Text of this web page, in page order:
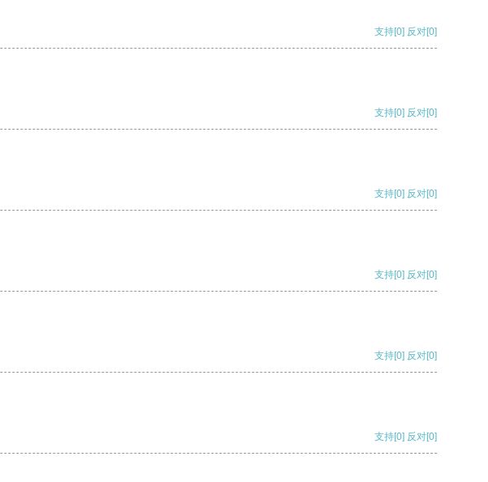
支持[0] 反对[0]
支持[0] 反对[0]
支持[0] 反对[0]
支持[0] 反对[0]
支持[0] 反对[0]
支持[0] 反对[0]